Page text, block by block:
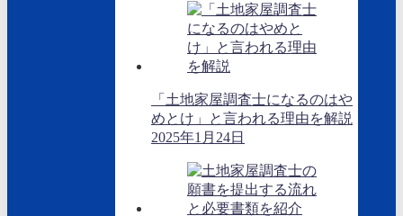
「土地家屋調査士になるのはや
めとけ」と言われる理由を解説
2025年1月24日